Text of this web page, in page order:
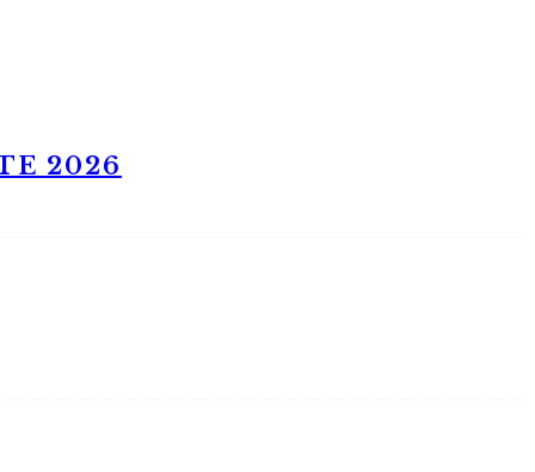
2026